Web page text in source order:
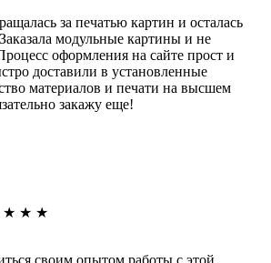
за печатью картин и осталась
модульные картины и не
оформления на сайте прост и
доставили в установленные
материалов и печати на высшем
закажу еще!
★ ★ ★
своим опытом работы с этой